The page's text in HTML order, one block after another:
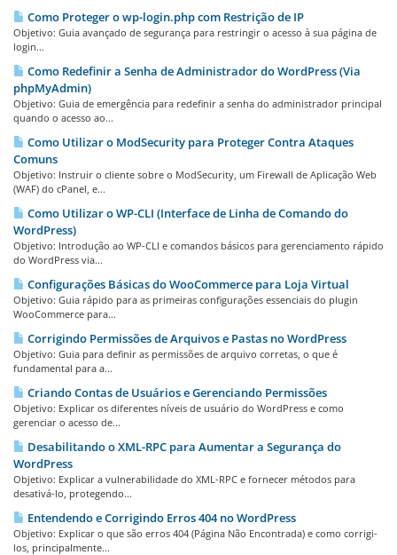
Como Proteger o wp-login.php com Restrição de IP
Objetivo: Guia avançado de segurança para restringir o acesso à sua página de
login...
Como Redefinir a Senha de Administrador do WordPress (Via
phpMyAdmin)
Objetivo: Guia de emergência para redefinir a senha do administrador principal
quando o acesso ao...
Como Utilizar o ModSecurity para Proteger Contra Ataques
Comuns
Objetivo: Instruir o cliente sobre o ModSecurity, um Firewall de Aplicação Web
(WAF) do cPanel, e...
Como Utilizar o WP-CLI (Interface de Linha de Comando do
WordPress)
Objetivo: Introdução ao WP-CLI e comandos básicos para gerenciamento rápido
do WordPress via...
Configurações Básicas do WooCommerce para Loja Virtual
Objetivo: Guia rápido para as primeiras configurações essenciais do plugin
WooCommerce para...
Corrigindo Permissões de Arquivos e Pastas no WordPress
Objetivo: Guia para definir as permissões de arquivo corretas, o que é
fundamental para a...
Criando Contas de Usuários e Gerenciando Permissões
Objetivo: Explicar os diferentes níveis de usuário do WordPress e como
gerenciar o acesso de...
Desabilitando o XML-RPC para Aumentar a Segurança do
WordPress
Objetivo: Explicar a vulnerabilidade do XML-RPC e fornecer métodos para
desativá-lo, protegendo...
Entendendo e Corrigindo Erros 404 no WordPress
Objetivo: Explicar o que são erros 404 (Página Não Encontrada) e como corrigi-
los, principalmente...